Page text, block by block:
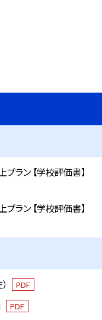
ラン 【学校評価書】
ラン 【学校評価書】
PDF
PDF